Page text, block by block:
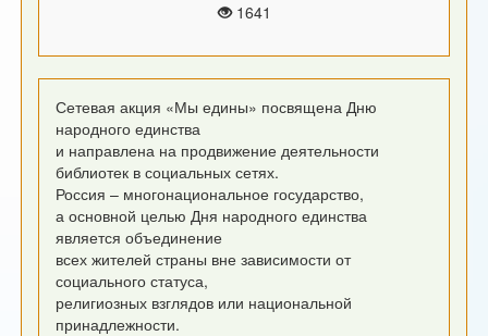
1641
Сетевая акция «Мы едины» посвящена Дню
народного единства
и направлена на продвижение деятельности
библиотек в социальных сетях.
Россия – многонациональное государство,
а основной целью Дня народного единства
является объединение
всех жителей страны вне зависимости от
социального статуса,
религиозных взглядов или национальной
принадлежности.